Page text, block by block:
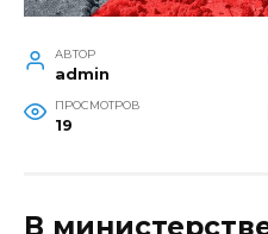
АВТОР
admin
ПРОСМОТРОВ
19
В